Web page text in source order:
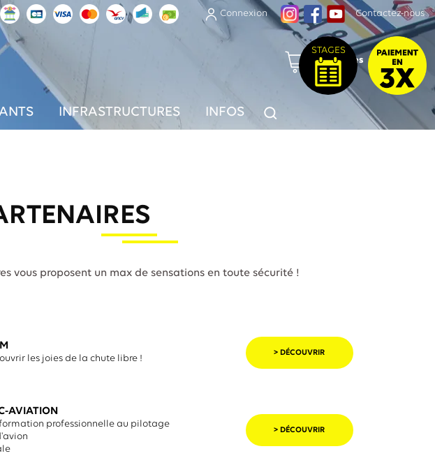
Connexion
(0) articles
Panier
Contactez-nous
STAGES
INFRASTRUCTURES INFOS
vous proposent un max de sensations en toute sécurité !
les joies de la chute libre !
> DÉCOUVRIR
AVIATION
professionnelle au pilotage
> DÉCOUVRIR